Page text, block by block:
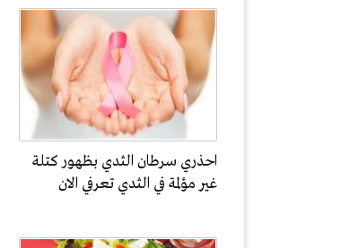
احذري سرطان الثدي بظهور كتلة
غير مؤلمة في الثدي تعرفي الان